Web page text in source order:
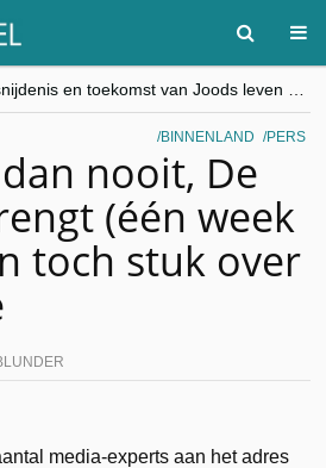
“Besnijdenisdebat toont hoe moeilijk seculiere Westen minderheden begrijpt”, Jinnih Beels (Vooruit)
CITYTRIP | ROEMENIË – Boekarest: de verrassing van Oost-Europa
BINNENLAND PERS
nooit, De
(één week
toch stuk over
media-experts aan het adres